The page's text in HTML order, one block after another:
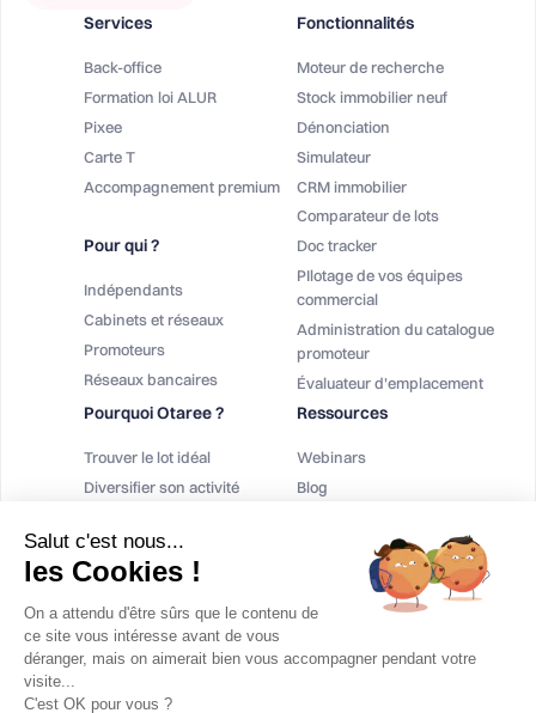
Services
Back-office
Formation loi ALUR
Pixee
Carte T
Accompagnement premium
Pour qui ?
Indépendants
Cabinets et réseaux
Promoteurs
Réseaux bancaires
Fonctionnalités
Moteur de recherche
Stock immobilier neuf
Dénonciation
Simulateur
CRM immobilier
Comparateur de lots
Doc tracker
PIlotage de vos équipes
commercial
Administration du catalogue
promoteur
Évaluateur d'emplacement
Pourquoi Otaree ?
Trouver le lot idéal
Diversifier son activité
Ressources
Webinars
Blog
FAQ Logiciel Immobilier Neuf
Salut c'est nous...
les Cookies !
On a attendu d'être sûrs que le contenu de
ce site vous intéresse avant de vous
déranger, mais on aimerait bien vous accompagner pendant votre
visite...
C'est OK pour vous ?